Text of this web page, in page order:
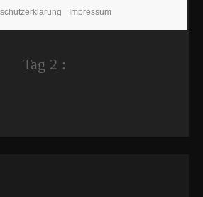
Tag 2 :
Impressum